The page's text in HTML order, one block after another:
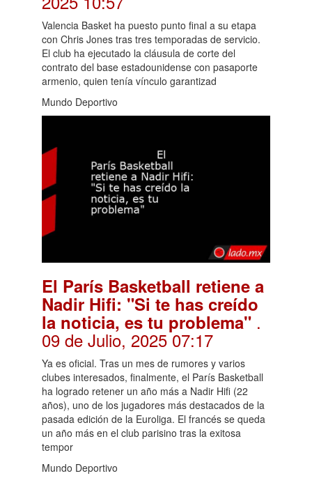
Valencia Basket ha puesto punto final a su etapa
con Chris Jones tras tres temporadas de servicio.
El club ha ejecutado la cláusula de corte del
contrato del base estadounidense con pasaporte
armenio, quien tenía vínculo garantizad
Mundo Deportivo
El París Basketball retiene a
Nadir Hifi: "Si te has creído
la noticia, es tu problema" .
09 de Julio, 2025 07:17
Ya es oficial. Tras un mes de rumores y varios
clubes interesados, finalmente, el París Basketball
ha logrado retener un año más a Nadir Hifi (22
años), uno de los jugadores más destacados de la
pasada edición de la Euroliga. El francés se queda
un año más en el club parisino tras la exitosa
tempor
Mundo Deportivo